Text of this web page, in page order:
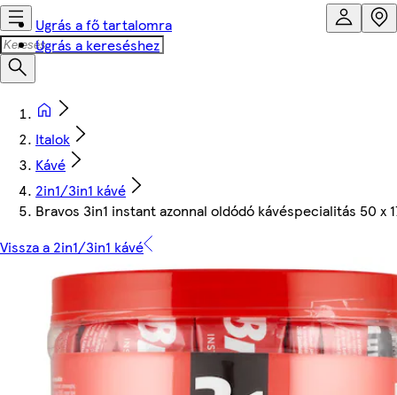
Ugrás a fő tartalomra
Ugrás a kereséshez
Italok
Kávé
2in1/3in1 kávé
Bravos 3in1 instant azonnal oldódó kávéspecialitás 50 x
Vissza a 2in1/3in1 kávé